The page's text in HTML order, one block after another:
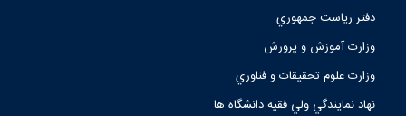
دفتر رياست جمهوري
وزارت آموزش و پرورش
وزارت علوم تحقيقات و فناوري
نهاد نمايندگي ولي فقيه دانشگاه ها